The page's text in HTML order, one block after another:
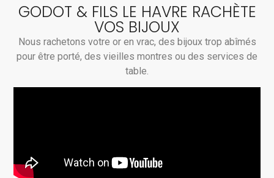
GODOT & FILS LE HAVRE RACHÈTE
VOS BIJOUX
Nous rachetons votre or en vrac, des bijoux trop abîmés
pour être porté, des vieilles montres ou des services de
table.